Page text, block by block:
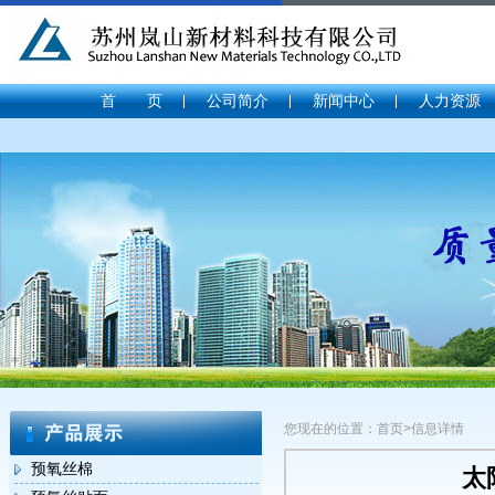
首 页 公司简介 新闻中心 人力资源
预氧丝棉
您现在的位置：首页>信息详情
太